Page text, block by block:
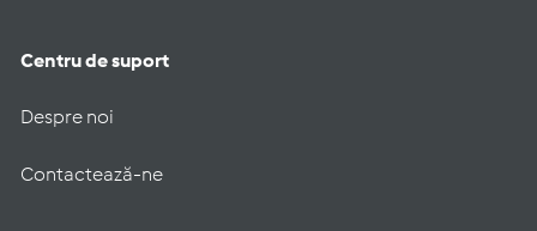
Centru de suport
Despre noi
Contactează-ne